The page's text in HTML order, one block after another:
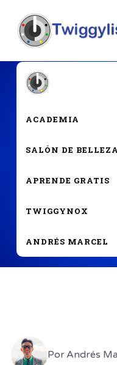
ACADEMIA
SALÓN DE BELLEZA
APRENDE GRATIS
TWIGGYNOX
ANDRÉS MARCEL
Nunca
Por Andrés